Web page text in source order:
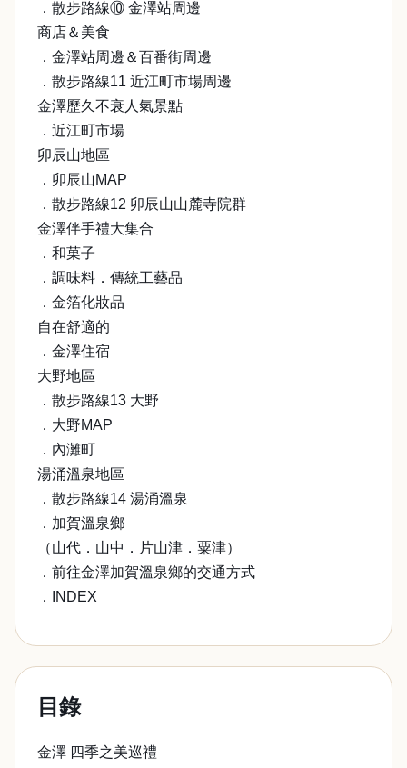
．散步路線⑩ 金澤站周邊
商店＆美食
．金澤站周邊＆百番街周邊
．散步路線11 近江町市場周邊
金澤歷久不衰人氣景點
．近江町市場
卯辰山地區
．卯辰山MAP
．散步路線12 卯辰山山麓寺院群
金澤伴手禮大集合
．和菓子
．調味料．傳統工藝品
．金箔化妝品
自在舒適的
．金澤住宿
大野地區
．散步路線13 大野
．大野MAP
．內灘町
湯涌溫泉地區
．散步路線14 湯涌溫泉
．加賀溫泉鄉
（山代．山中．片山津．粟津）
．前往金澤加賀溫泉鄉的交通方式
．INDEX
目錄
金澤 四季之美巡禮